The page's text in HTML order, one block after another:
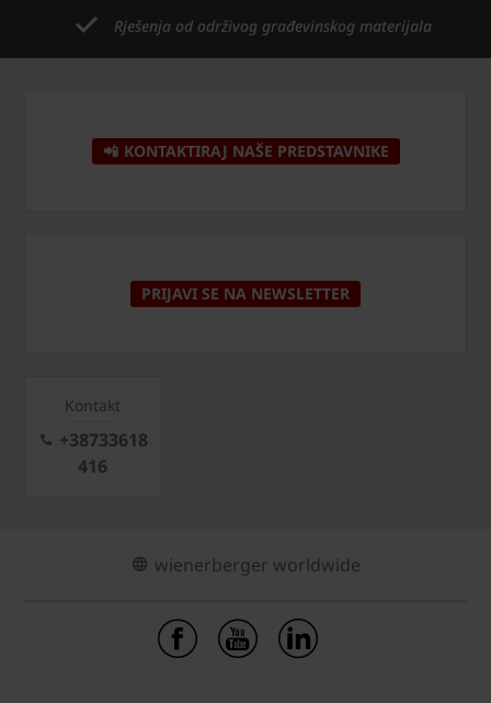
Rješenja od održivog građevinskog materijala
📲 KONTAKTIRAJ NAŠE PREDSTAVNIKE
PRIJAVI SE NA NEWSLETTER
Kontakt
+38733618
416
wienerberger worldwide